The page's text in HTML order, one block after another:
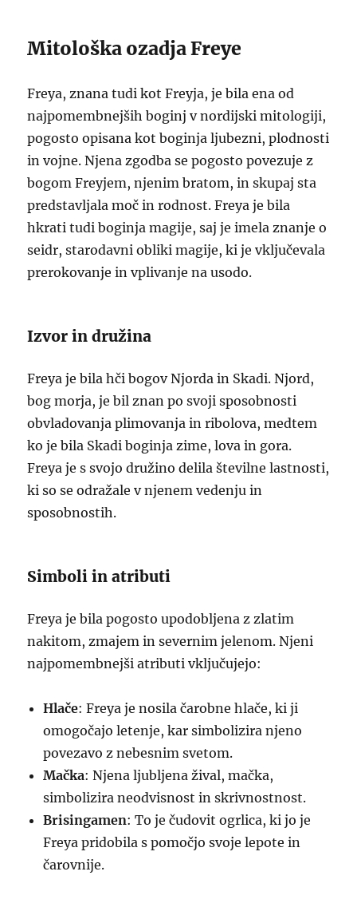
Mitološka ozadja Freye
Freya, znana tudi kot Freyja, je bila ena od
najpomembnejših boginj v nordijski mitologiji,
pogosto opisana kot boginja ljubezni, plodnosti
in vojne. Njena zgodba se pogosto povezuje z
bogom Freyjem, njenim bratom, in skupaj sta
predstavljala moč in rodnost. Freya je bila
hkrati tudi boginja magije, saj je imela znanje o
seidr, starodavni obliki magije, ki je vključevala
prerokovanje in vplivanje na usodo.
Izvor in družina
Freya je bila hči bogov Njorda in Skadi. Njord,
bog morja, je bil znan po svoji sposobnosti
obvladovanja plimovanja in ribolova, medtem
ko je bila Skadi boginja zime, lova in gora.
Freya je s svojo družino delila številne lastnosti,
ki so se odražale v njenem vedenju in
sposobnostih.
Simboli in atributi
Freya je bila pogosto upodobljena z zlatim
nakitom, zmajem in severnim jelenom. Njeni
najpomembnejši atributi vključujejo:
Hlače: Freya je nosila čarobne hlače, ki ji
omogočajo letenje, kar simbolizira njeno
povezavo z nebesnim svetom.
Mačka: Njena ljubljena žival, mačka,
simbolizira neodvisnost in skrivnostnost.
Brisingamen: To je čudovit ogrlica, ki jo je
Freya pridobila s pomočjo svoje lepote in
čarovnije.